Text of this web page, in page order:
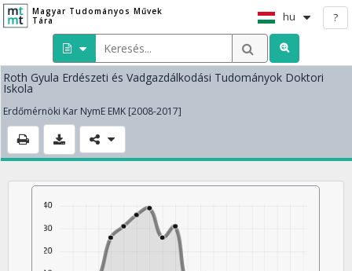
Magyar Tudományos Művek
Tára
hu ?
Roth Gyula Erdészeti és Vadgazdálkodási Tudományok Doktori
Iskola
Erdőmérnöki Kar NymE EMK [2008-2017]